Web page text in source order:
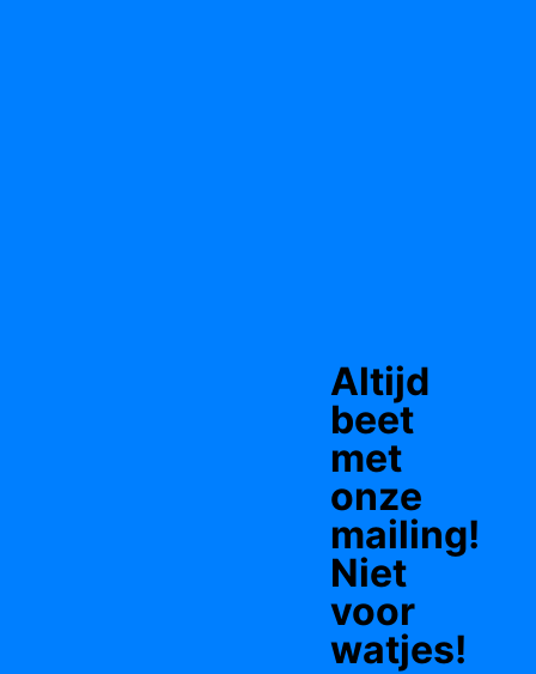
Altijd
beet
met
onze
mailing!
Niet
voor
watjes!